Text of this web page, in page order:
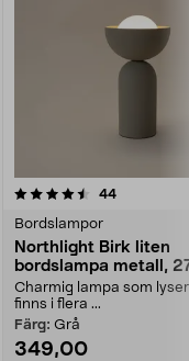
44recensioner
Bordslampor
Northlight Birk liten
bordslampa metall,
Charmig lampa som
finns i flera ...
Färg: Grå
349,00
4.5av 5 stjärnor